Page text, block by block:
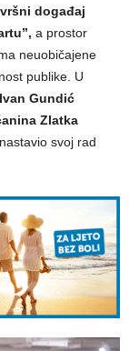
događaj
a prostor
neuobičajene
publike. U
Gundić
Zlatka
svoj rad